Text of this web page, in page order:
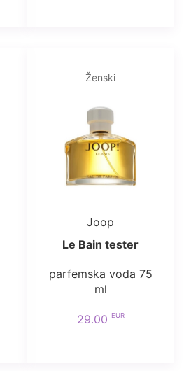
Ženski
Joop
Le Bain tester
parfemska voda 75
ml
29.00 EUR